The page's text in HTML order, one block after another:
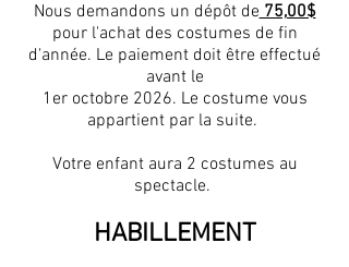
Nous demandons un dépôt de75,00$
pour l'achat des costumes de fin
d'année. Le paiement doit être effectué
avant le
1er octobre 2026. Le costume vous
appartient par la suite.
Votre enfant aura 2 costumes au
spectacle.
HABILLEMENT